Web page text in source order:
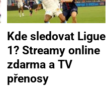
Kde sledovat Ligue
1? Streamy online
zdarma a TV
přenosy